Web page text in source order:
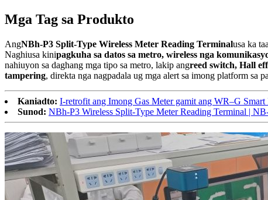
Mga Tag sa Produkto
AngNBh-P3 Split-Type Wireless Meter Reading Terminalusa ka
Naghiusa kinipagkuha sa datos sa metro, wireless nga
nahiuyon sa daghang mga tipo sa metro, lakip angreed switch, Hall
tampering, direkta nga nagpadala ug mga alert sa imong platform sa
Kaniadto: I-retrofit ang Imong Gas Meter gamit ang WR–G
Sunod: NBh-P3 Wireless Split-Type Meter Reading Terminal |